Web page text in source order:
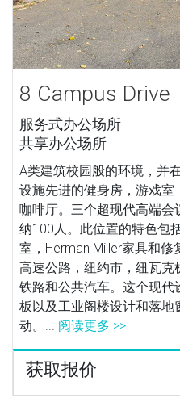
8 Campus Drive
服务式办公场所
共享办公场所
A类建筑校园般的环境，并
设施先进的健身房，游戏室
咖啡厅。三个超现代高端
纳100人。此位置的特色包
室，Herman Miller家具和
高速公路，纽约市，纽瓦
铁路和公共汽车。这个现
板以及工业阁楼设计和落
动。... 阅读更多 >>
获取报价